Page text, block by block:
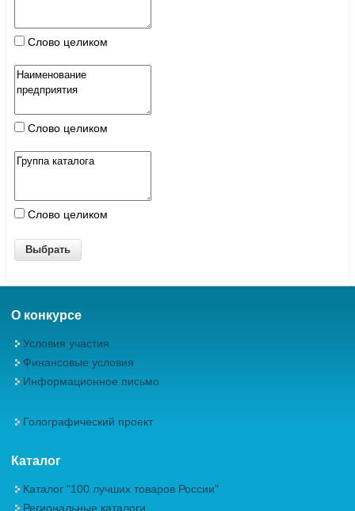
Слово целиком
Слово целиком
Слово целиком
О конкурсе
Условия участия
Финансовые условия
Информационное письмо
Голографический проект
Каталог
Каталог "100 лучших товаров России"
Региональные каталоги